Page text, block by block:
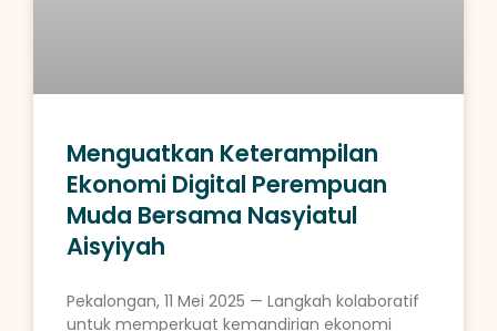
Menguatkan Keterampilan
Ekonomi Digital Perempuan
Muda Bersama Nasyiatul
Aisyiyah
Pekalongan, 11 Mei 2025 — Langkah kolaboratif
untuk memperkuat kemandirian ekonomi